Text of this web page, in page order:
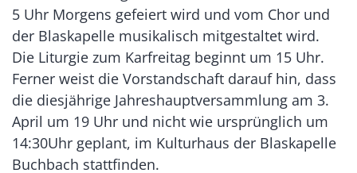
5 Uhr Morgens gefeiert wird und vom Chor und
der Blaskapelle musikalisch mitgestaltet wird.
Die Liturgie zum Karfreitag beginnt um 15 Uhr.
Ferner weist die Vorstandschaft darauf hin, dass
die diesjährige Jahreshauptversammlung am 3.
April um 19 Uhr und nicht wie ursprünglich um
14:30Uhr geplant, im Kulturhaus der Blaskapelle
Buchbach stattfinden.